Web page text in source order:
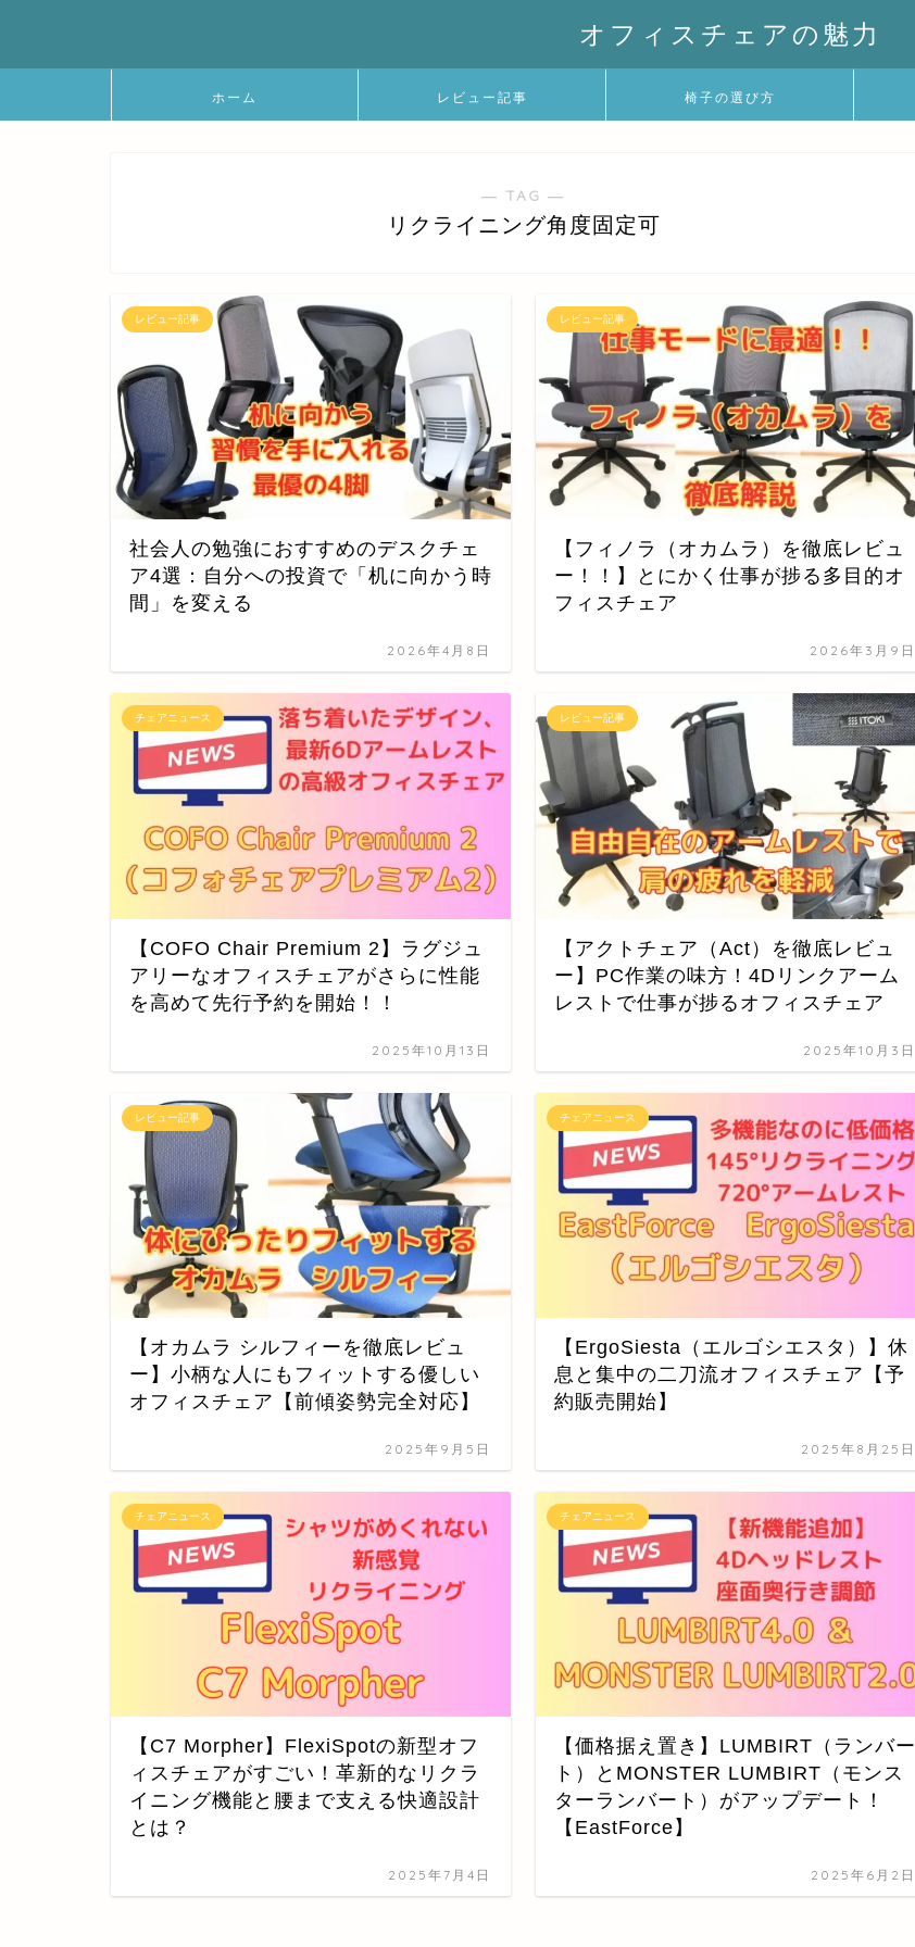
オフィスチェアの魅力
ホーム レビュー記事 椅子の選び方
― TAG ―
リクライニング角度固定可
レビュー記事
社会人の勉強におすすめのデスクチェ
ア4選：自分への投資で「机に向かう時
間」を変える
2026年4月8日
レビュー記事
【フィノラ（オカムラ）を徹底レビュ
ー！！】とにかく仕事が捗る多目的オ
フィスチェア
2026年3月9日
チェアニュース
【COFO Chair Premium 2】ラグジュ
アリーなオフィスチェアがさらに性能
を高めて先行予約を開始！！
2025年10月13日
レビュー記事
【アクトチェア（Act）を徹底レビュ
ー】PC作業の味方！4Dリンクアーム
レストで仕事が捗るオフィスチェア
2025年10月3日
レビュー記事
【オカムラ シルフィーを徹底レビュ
ー】小柄な人にもフィットする優しい
オフィスチェア【前傾姿勢完全対応】
2025年9月5日
チェアニュース
【ErgoSiesta（エルゴシエスタ）】休
息と集中の二刀流オフィスチェア【予
約販売開始】
2025年8月25日
チェアニュース
【C7 Morpher】FlexiSpotの新型オフ
ィスチェアがすごい！革新的なリクラ
イニング機能と腰まで支える快適設計
とは？
2025年7月4日
チェアニュース
【価格据え置き】LUMBIRT（ランバー
ト）とMONSTER LUMBIRT（モンス
ターランバート）がアップデート！
【EastForce】
2025年6月2日